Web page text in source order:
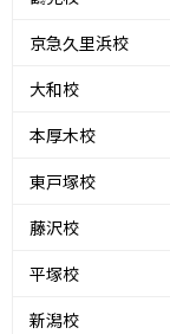
京急久里浜校
大和校
本厚木校
東戸塚校
藤沢校
平塚校
新潟校